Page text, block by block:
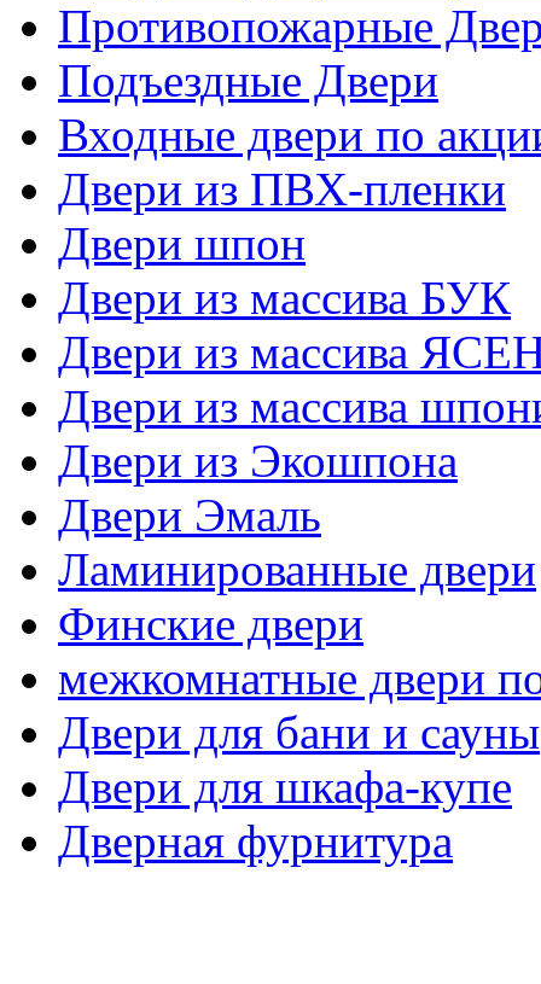
Противопожарные
Подъездные Двери
Входные двери по
Двери из ПВХ-пленки
Двери шпон
Двери из массива БУК
Двери из массива
Двери из массива
Двери из Экошпона
Двери Эмаль
Ламинированные двери
Финские двери
межкомнатные двери
Двери для бани и сауны
Двери для шкафа-купе
Дверная фурнитура